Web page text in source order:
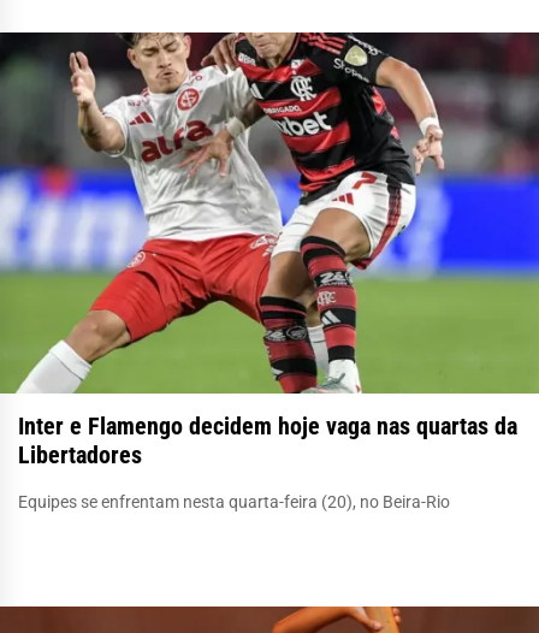
Inter e Flamengo decidem hoje vaga nas quartas da
Libertadores
Equipes se enfrentam nesta quarta-feira (20), no Beira-Rio